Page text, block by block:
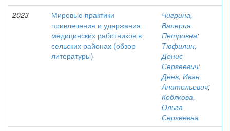
2023
Мировые практики
привлечения и удержания
медицинских работников в
сельских районах (обзор
литературы)
Чигрина,
Валерия
Петровна;
Тюфилин,
Денис
Сергеевич;
Деев, Иван
Анатольевич;
Кобякова,
Ольга
Сергеевна